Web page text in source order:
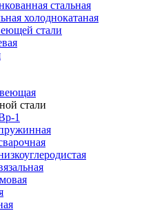
стальная
холоднокатаная
стали
стали
1